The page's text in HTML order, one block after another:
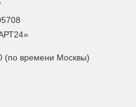
(по времени Москвы)